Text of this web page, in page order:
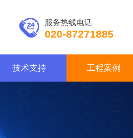
技术支持 工程案例
服务热线电话
020-87271885